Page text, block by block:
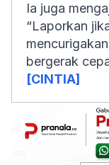
Ia juga
“Laporkan
bergerak
[CINTIA]